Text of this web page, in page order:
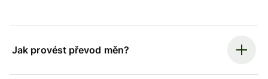
Jak provést převod měn?